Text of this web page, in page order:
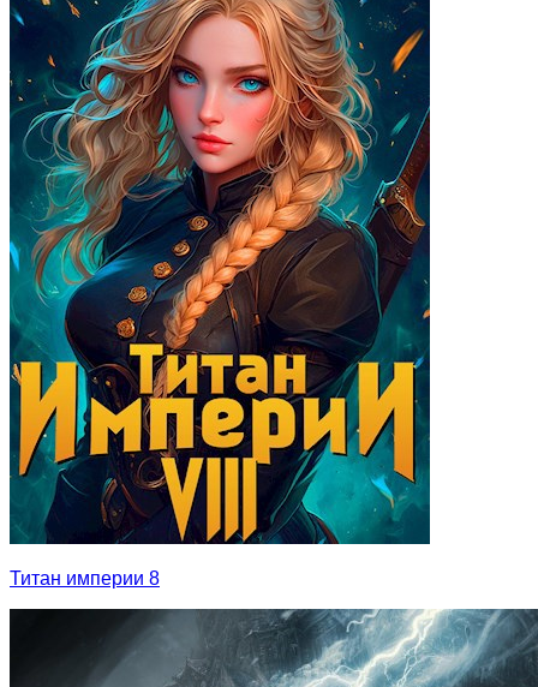
Титан империи 8